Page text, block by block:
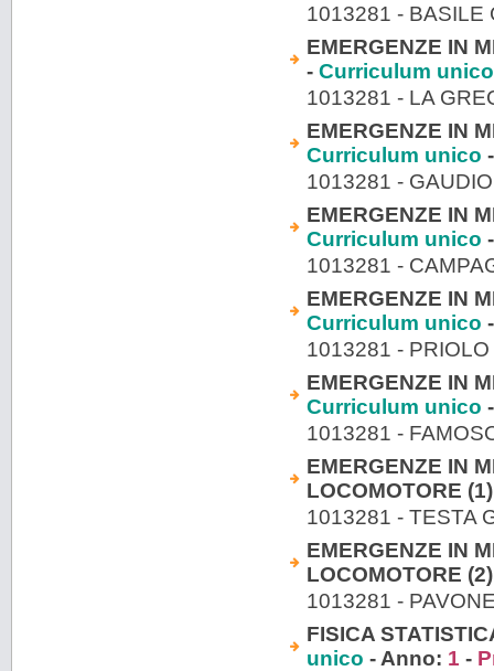
1013281 - BASILE
EMERGENZE IN
- Curriculum unico
1013281 - LA
EMERGENZE IN
Curriculum unico
1013281 -
EMERGENZE IN
Curriculum unico
1013281 -
EMERGENZE IN
Curriculum unico
1013281 -
EMERGENZE IN
Curriculum unico
1013281 -
EMERGENZE IN
LOCOMOTORE
1013281 - TESTA
EMERGENZE IN
LOCOMOTORE
1013281 -
FISICA
unico - Anno: 1 -